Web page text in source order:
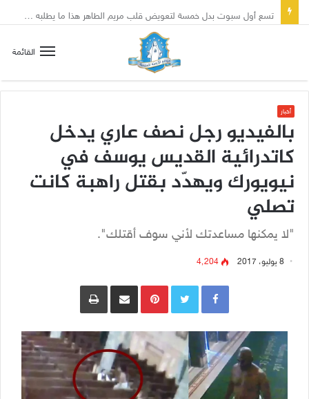
القائمة
أخبار
بالفيديو رجل نصف عاري يدخل
كاتدرائية القديس يوسف في
نيويورك ويهدّد بقتل راهبة كانت
تصلي
"لا يمكنها مساعدتك لأني سوف أقتلك".
8 يوليو، 2017 4٬204
Pinterestمشاركة عبر البريد طباعة